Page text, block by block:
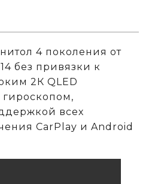
4 поколения от
без привязки к
2К QLED
всех
CarPlay и Android